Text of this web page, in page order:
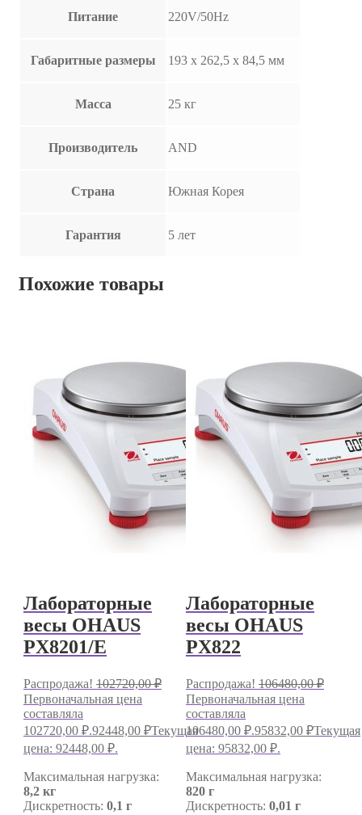
Питание 220V/50Hz
Габаритные размеры 193 x 262,5 x 84,5 мм
Масса 25 кг
Производитель AND
Страна Южная Корея
Гарантия 5 лет
Похожие товары
Лабораторные
весы OHAUS
PX8201/E
Распродажа! 102720,00₽
Первоначальная цена
составляла
102720,00 ₽.92448,00 ₽Текущая
цена: 92448,00 ₽.
Максимальная нагрузка:
8,2 кг
Дискретность: 0,1 г
Лабораторные
весы OHAUS
PX822
Распродажа! 106480,00₽
Первоначальная цена
составляла
106480,00 ₽.95832,00 ₽Текущая
цена: 95832,00 ₽.
Максимальная нагрузка:
820 г
Дискретность: 0,01 г